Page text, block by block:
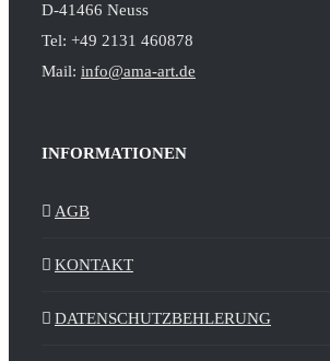
D-41466 Neuss
Tel: +49 2131 460878
Mail: info@ama-art.de
INFORMATIONEN
AGB
KONTAKT
DATENSCHUTZBEHLERUNG